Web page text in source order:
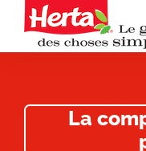
La